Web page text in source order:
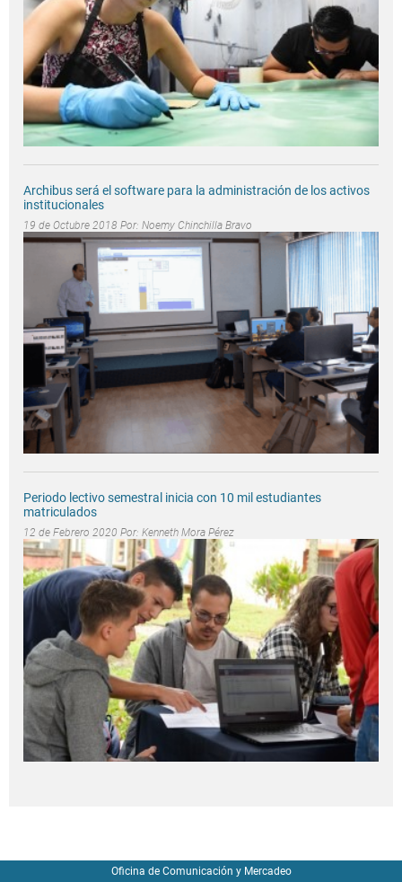
Archibus será el software para la administración de los activos
institucionales
19 de Octubre 2018 Por: Noemy Chinchilla Bravo
Periodo lectivo semestral inicia con 10 mil estudiantes
matriculados
12 de Febrero 2020 Por: Kenneth Mora Pérez
Oficina de Comunicación y Mercadeo